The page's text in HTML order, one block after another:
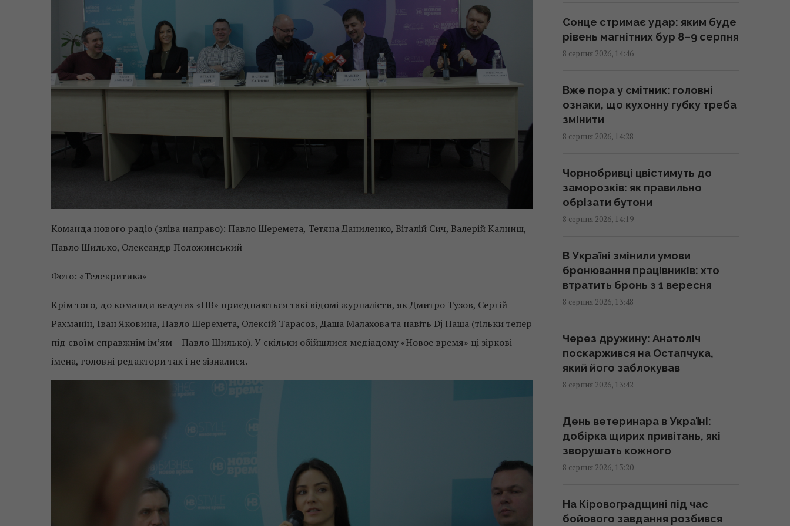
Команда нового радіо (зліва направо): Павло Шеремета, Тетяна Даниленко, Віталій Сич, Валерій Калниш,
Павло Шилько, Олександр Положинський
Фото: «Телекритика»
Крім того, до команди ведучих «НВ» приєднаються такі відомі журналісти, як Дмитро Тузов, Сергій
Рахманін, Іван Яковина, Павло Шеремета, Олексій Тарасов, Даша Малахова та навіть Dj Паша (тільки тепер
під своїм справжнім ім’ям – Павло Шилько). У скільки обійшлися медіадому «Новое время» ці зіркові
імена, головні редактори так і не зізналися.
"Королева": Сумська
минулого
14:31 субота, 08 серпня 2026
області під загрозою
14:23 субота, 08 серпня 2026
розкрили секрет крихітної
бабки
14:15 субота, 08 серпня 2026
життєздатні віруси, яких не
існувало в природі, - NYT
14:08 субота, 08 серпня 2026
індукційній чи електричній: яка
"мотає" менше світла
14:00 субота, 08 серпня 2026
примітивне мислення у людини
13:57 субота, 08 серпня 2026
Сонце стримає удар: яким буде
рівень магнітних бур 8–9 серпня
8 серпня 2026, 14:46
Вже пора у смітник: головні
ознаки, що кухонну губку треба
змінити
8 серпня 2026, 14:28
Чорнобривці цвістимуть до
заморозків: як правильно
обрізати бутони
8 серпня 2026, 14:19
В Україні змінили умови
бронювання працівників: хто
втратить бронь з 1 вересня
8 серпня 2026, 13:48
Через дружину: Анатоліч
поскаржився на Остапчука,
який його заблокував
8 серпня 2026, 13:42
День ветеринара в Україні:
добірка щирих привітань, які
зворушать кожного
8 серпня 2026, 13:20
На Кіровоградщині під час
бойового завдання розбився